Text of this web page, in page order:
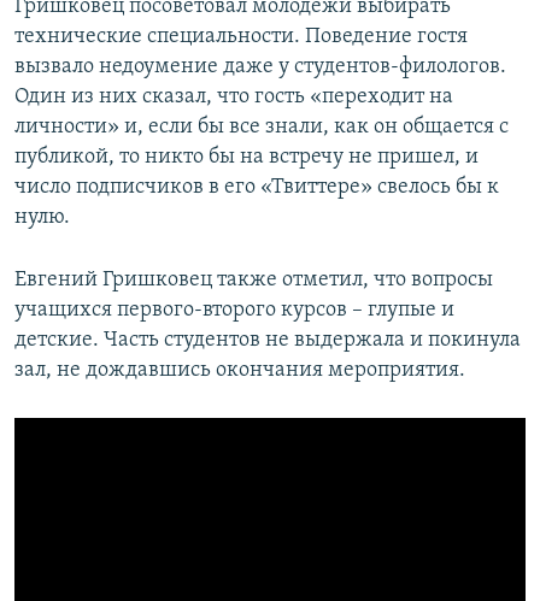
Гришковец посоветовал молодежи выбирать
технические специальности. Поведение гостя
вызвало недоумение даже у студентов-филологов.
Один из них сказал, что гость «переходит на
личности» и, если бы все знали, как он общается с
публикой, то никто бы на встречу не пришел, и
число подписчиков в его «Твиттере» свелось бы к
нулю.
Евгений Гришковец также отметил, что вопросы
учащихся первого-второго курсов – глупые и
детские. Часть студентов не выдержала и покинула
зал, не дождавшись окончания мероприятия.